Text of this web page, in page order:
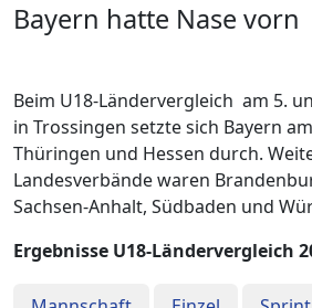
Bayern hatte Nase vorn
Beim U18-Ländervergleich am 5.
in Trossingen setzte sich Bayern
Thüringen und Hessen durch.
Landesverbände waren
Sachsen-Anhalt, Südbaden und
Ergebnisse U18-Ländervergleich